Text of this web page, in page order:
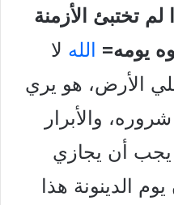
لم تختبئ الأزمنة
يومه=
الله لا
الأرض، هو يري
والأبرار
يجب أن يجازي
الدينونة هذا